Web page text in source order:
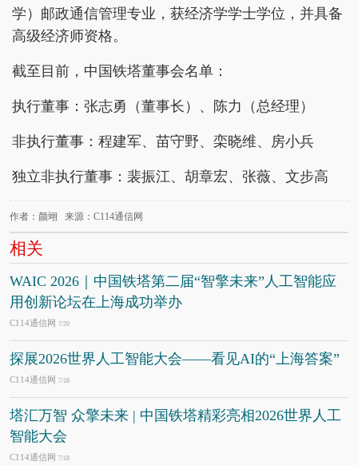
学）邮政通信管理专业，获经济学学士学位，并具备
高级经济师资格。
截至目前，中国铁塔董事会名单：
执行董事：张志勇（董事长）、陈力（总经理）
非执行董事：程建军、苗守野、栾晓维、房小兵
独立非执行董事：裴振江、胡章宏、张薇、文步高
作者：颜翊 来源：C114通信网
相关
WAIC 2026｜中国铁塔第二届“智擎未来”人工智能应
用创新论坛在上海成功举办
C114通信网 7/20
探展2026世界人工智能大会——看见AI的“上海答案”
C114通信网 7/18
塔汇万智 众擎未来 | 中国铁塔精彩亮相2026世界人工
智能大会
C114通信网 7/18